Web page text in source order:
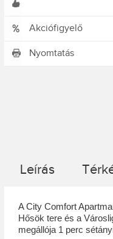
Akciófigyelő
Nyomtatás
Leírás
A City Comfort
Hősök tere és a
megállója 1 perc